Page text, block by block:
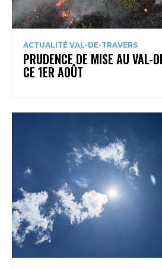
ACTUALITÉ VAL-DE-TRAVERS
PRUDENCE DE MISE AU VAL-
CE 1ER AOÛT